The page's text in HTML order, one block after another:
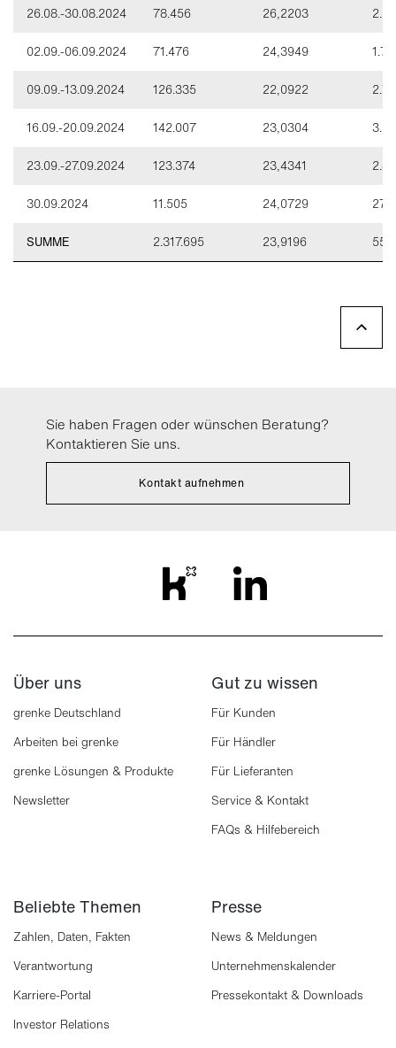
26.08.-30.08.2024 78.456 26,2203
02.09.-06.09.2024 71.476 24,3949
09.09.-13.09.2024 126.335 22,0922
16.09.-20.09.2024 142.007 23,0304
23.09.-27.09.2024 123.374 23,4341
30.09.2024 11.505 24,0729
SUMME 2.317.695 23,9196
Sie haben Fragen oder wünschen Beratung?
Kontaktieren Sie uns.
Kontakt aufnehmen
Über uns
grenke Deutschland
Arbeiten bei grenke
grenke Lösungen & Produkte
Newsletter
Gut zu wissen
Für Kunden
Für Händler
Für Lieferanten
Service & Kontakt
FAQs & Hilfebereich
Beliebte Themen
Zahlen, Daten, Fakten
Verantwortung
Karriere-Portal
Investor Relations
Presse
News & Meldungen
Unternehmenskalender
Pressekontakt & Downloads